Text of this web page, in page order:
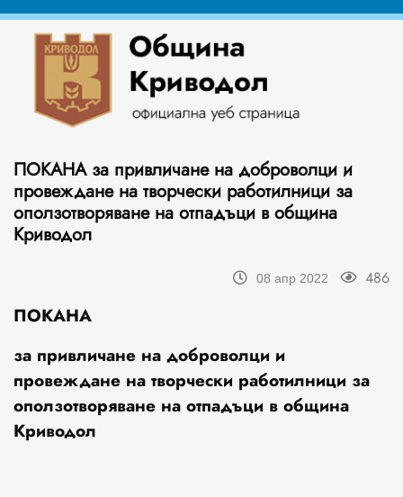
ПОКАНА за привличане на доброволци и
провеждане на творчески работилници за
оползотворяване на отпадъци в община
Криводол
08 апр 2022 486
ПОКАНА
за привличане на доброволци и
провеждане на творчески работилници за
оползотворяване на отпадъци в община
Криводол